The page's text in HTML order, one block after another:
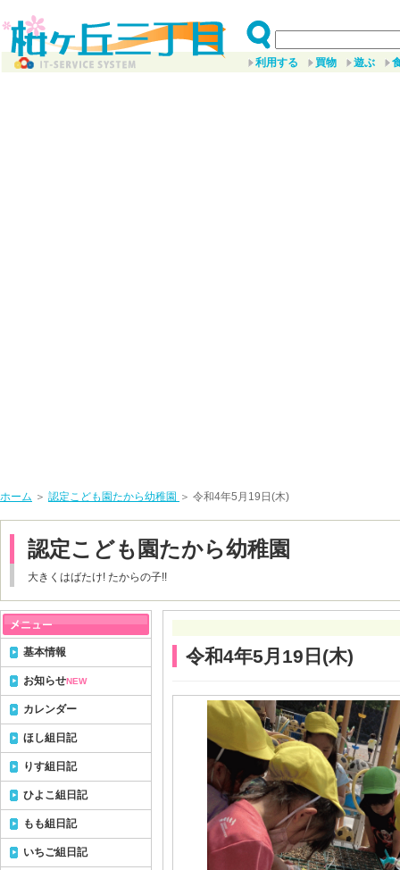
利用する 買物 遊ぶ
ホーム ＞ 認定こども園たから幼稚園 ＞ 令和4年5月19日(木)
認定こども園たから幼稚園
大きくはばたけ! たからの子!!
令和4年5月19日(木)
基本情報
お知らせNEW
カレンダー
ほし組日記
りす組日記
ひよこ組日記
もも組日記
いちご組日記